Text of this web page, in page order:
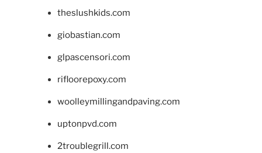
theslushkids.com
giobastian.com
glpascensori.com
rifloorepoxy.com
woolleymillingandpaving.com
uptonpvd.com
2troublegrill.com